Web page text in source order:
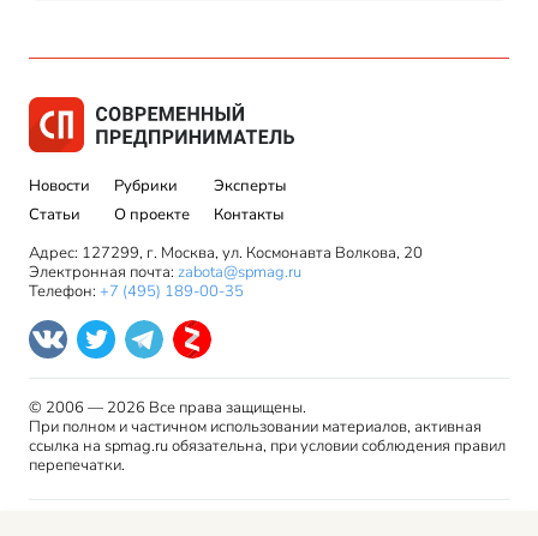
Новости
Статьи
Рубрики
О проекте
Эксперты
Контакты
Адрес: 127299, г. Москва, ул. Космонавта Волкова, 20
Электронная почта: zabota@spmag.ru
Телефон: +7 (495) 189-00-35
© 2006 — 2026 Все права защищены.
При полном и частичном использовании материалов, активная
ссылка на spmag.ru обязательна, при условии соблюдения правил
перепечатки.